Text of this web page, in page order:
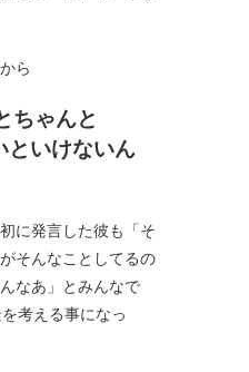
ら
ちゃんと
といけないん
に発言した彼も「そ
そんなことしてるの
なあ」とみんなで
考える事になっ